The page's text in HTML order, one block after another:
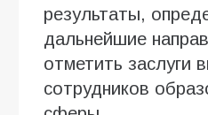
результаты,
дальнейшие
отметить заслуги
сотрудников